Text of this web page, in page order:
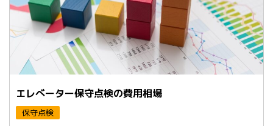
エレべーター保守点検の費用相場
保守点検